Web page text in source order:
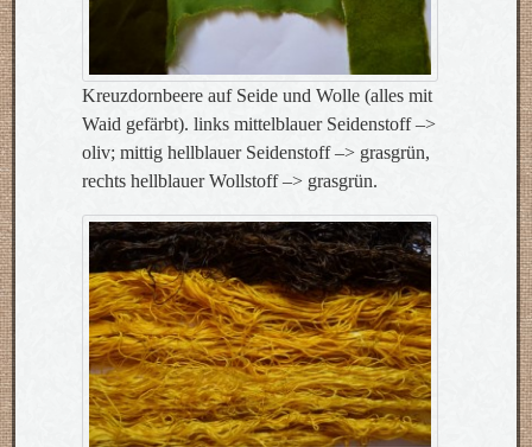
Kreuzdornbeere auf Seide und Wolle (alles mit
Waid gefärbt). links mittelblauer Seidenstoff –>
oliv; mittig hellblauer Seidenstoff –> grasgrün,
rechts hellblauer Wollstoff –> grasgrün.